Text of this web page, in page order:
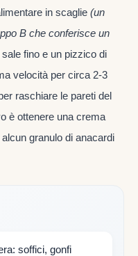
in scaglie (un
B che conferisce un
sale fino e un pizzico di
velocità per circa 2-3
raschiare le pareti del
è ottenere una crema
granulo di anacardi
soffici, gonfi